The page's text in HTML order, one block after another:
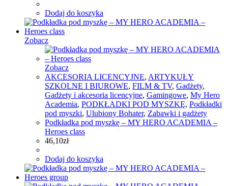
Dodaj do koszyka
Zobacz
Zobacz
AKCESORIA LICENCYJNE, ARTYKUŁY
SZKOLNE I BIUROWE, FILM & TV, Gadżety,
Gadżety i akcesoria licencyjne, Gamingowe, My Hero
Academia, PODKŁADKI POD MYSZKĘ, Podkładki
pod myszki, Ulubiony Bohater, Zabawki i gadżety
Podkładka pod myszkę – MY HERO ACADEMIA –
Heroes class
46,10zł
Dodaj do koszyka